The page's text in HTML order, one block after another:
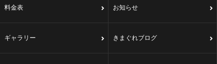
料金表 お知らせ
ギャラリー きまぐれブログ